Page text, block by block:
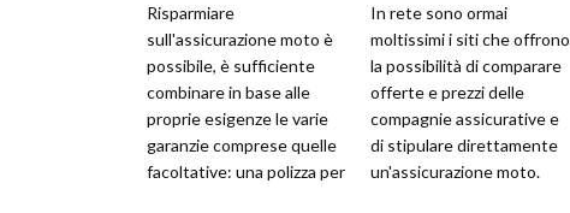
Risparmiare
sull'assicurazione moto è
possibile, è sufficiente
combinare in base alle
proprie esigenze le varie
garanzie comprese quelle
facoltative: una polizza per
In rete sono ormai
moltissimi i siti che offrono
la possibilità di comparare
offerte e prezzi delle
compagnie assicurative e
di stipulare direttamente
un'assicurazione moto.